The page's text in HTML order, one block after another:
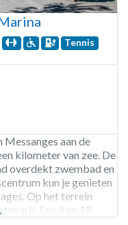
Tennis
aan de
kilometer van zee. De
overdekt zwembad en
kun je genieten
Op het terrein
Een 9 en 18